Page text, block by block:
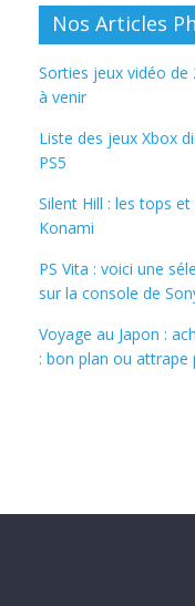
Nos Articles
Sorties jeux vidéo de
à venir
Liste des jeux Xbox
PS5
Silent Hill : les tops
Konami
PS Vita : voici une
sur la console de
Voyage au Japon :
: bon plan ou attrape